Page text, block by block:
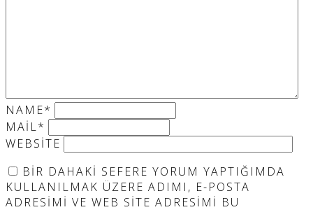
NAME*
MAIL*
WEBSITE
BIR DAHAKI SEFERE YORUM YAPTIĞIMDA
KULLANILMAK ÜZERE ADIMI, E-POSTA
ADRESIMI VE WEB SITE ADRESIMI BU